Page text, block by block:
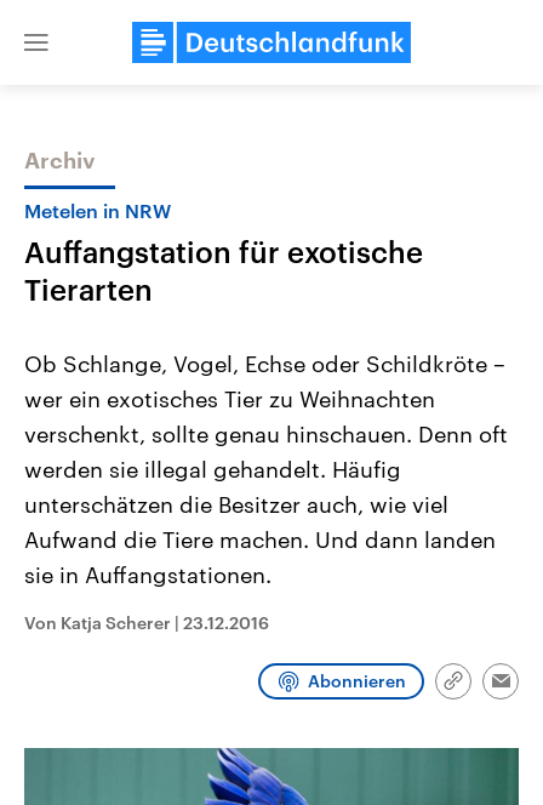
Close
Themen
Landtagswahl Sachsen-Anhalt
2026
Alle Informationen
Sachsen-Anhalt wählt am 6.
September 2026 einen neuen
Landtag. Seit 2021 wird das
Bundesland von einer Koalition aus
Umfragen, Prognosen,
und Hintergründe zu den Parteien
und Kandidaten der anstehenden
USA
Aktuelle Beiträge,
Hintergründe
Wirtschaftlich und
gehören die Vereinigten
den mächtigsten Ländern
mit großem Einfluss auf
Sendungen Programm
Archiv
Metelen in NRW
Auffangstation für exotische
Tierarten
Ob Schlange, Vogel, Echse oder Schildkröte –
wer ein exotisches Tier zu Weihnachten
verschenkt, sollte genau hinschauen. Denn oft
werden sie illegal gehandelt. Häufig
unterschätzen die Besitzer auch, wie viel
Aufwand die Tiere machen. Und dann landen
sie in Auffangstationen.
Von Katja Scherer | 23.12.2016
Abonnieren
Link